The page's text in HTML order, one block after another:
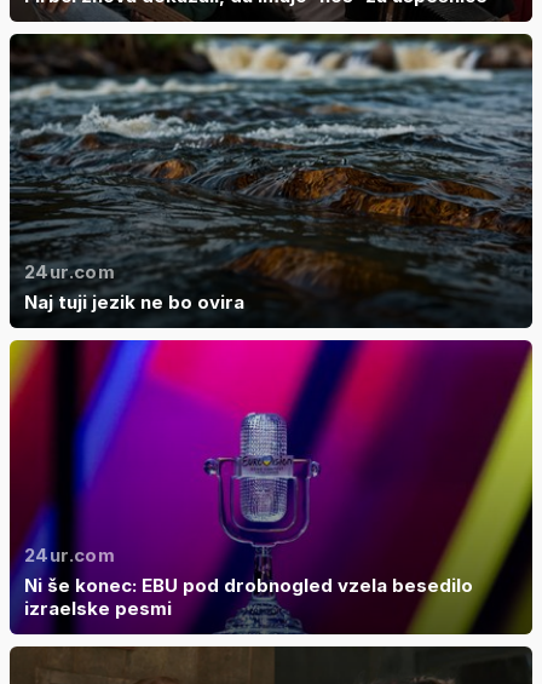
24ur.com
Naj tuji jezik ne bo ovira
24ur.com
Ni še konec: EBU pod drobnogled vzela besedilo
izraelske pesmi